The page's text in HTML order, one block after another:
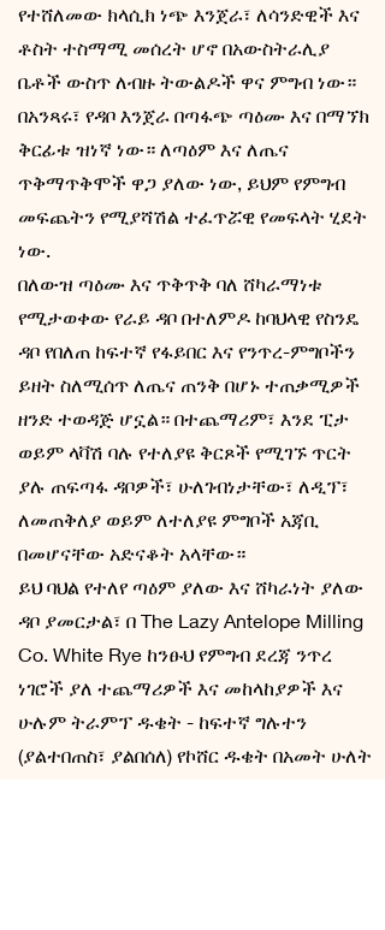
የተሸለመው ክላሲክ ነጭ እንጀራ፣ ለሳንድዊች እና
ቶስት ተስማሚ መሰረት ሆኖ በአውስትራሊያ
ቤቶች ውስጥ ለብዙ ትውልዶች ዋና ምግብ ነው።
በአንጻሩ፣ የዳቦ እንጀራ በጣፋጭ ጣዕሙ እና በማኘክ
ቅርፊቱ ዝነኛ ነው። ለጣዕም እና ለጤና
ጥቅማጥቅሞች ዋጋ ያለው ነው, ይህም የምግብ
መፍጨትን የሚያሻሽል ተፈጥሯዊ የመፍላት ሂደት
ነው.
በለውዝ ጣዕሙ እና ጥቅጥቅ ባለ ሸካራማነቱ
የሚታወቀው የራይ ዳቦ በተለምዶ ከባህላዊ የስንዴ
ዳቦ የበለጠ ከፍተኛ የፋይበር እና የንጥረ-ምግቦችን
ይዘት ስለሚሰጥ ለጤና ጠንቅ በሆኑ ተጠቃሚዎች
ዘንድ ተወዳጅ ሆኗል። በተጨማሪም፣ እንደ ፒታ
ወይም ላቫሽ ባሉ የተለያዩ ቅርጾች የሚገኙ ጥርት
ያሉ ጠፍጣፋ ዳቦዎች፣ ሁለገብነታቸው፣ ለዲፕ፣
ለመጠቅለያ ወይም ለተለያዩ ምግቦች አጃቢ
በመሆናቸው አድናቆት አላቸው።
ይህ ባህል የተለየ ጣዕም ያለው እና ሸካራነት ያለው
ዳቦ ያመርታል፣ በ The Lazy Antelope Milling
Co. White Rye ከንፁህ የምግብ ደረጃ ንጥረ
ነገሮች ያለ ተጨማሪዎች እና መከላከያዎች እና
ሁሉም ትራምፕ ዱቄት - ከፍተኛ ግሉተን
(ያልተበጠስ፣ ያልበሰለ) የኮሸር ዱቄት በአመት ሁለት